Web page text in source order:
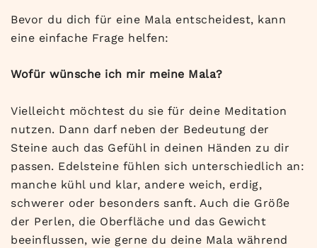
Bevor du dich für eine Mala entscheidest, kann
eine einfache Frage helfen:
Wofür wünsche ich mir meine Mala?
Vielleicht möchtest du sie für deine Meditation
nutzen. Dann darf neben der Bedeutung der
Steine auch das Gefühl in deinen Händen zu dir
passen. Edelsteine fühlen sich unterschiedlich an:
manche kühl und klar, andere weich, erdig,
schwerer oder besonders sanft. Auch die Größe
der Perlen, die Oberfläche und das Gewicht
beeinflussen, wie gerne du deine Mala während